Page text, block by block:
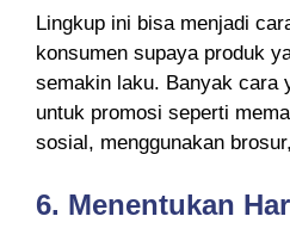
Lingkup ini bisa menjadi
konsumen supaya produk
semakin laku. Banyak cara
untuk promosi seperti
sosial, menggunakan
6. Menentukan